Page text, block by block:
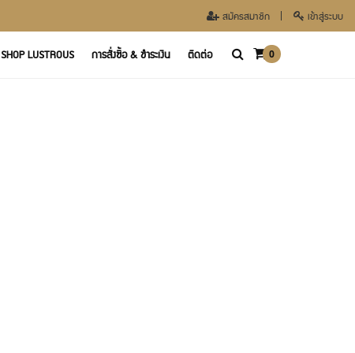
สมัครสมาชิก เข้าสู่ระบบ
0
SHOP LUSTROUS การสั่งซื้อ & ชำระเงิน ติดต่อ